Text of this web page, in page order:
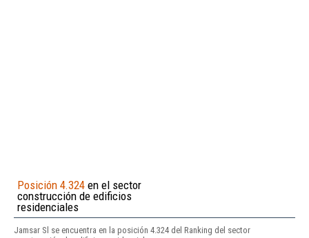
Posición 4.324 en el sector
construcción de edificios
residenciales
Jamsar Sl se encuentra en la posición 4.324 del Ranking del sector